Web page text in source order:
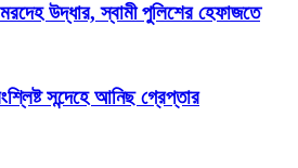
উদ্ধার, স্বামী পুলিশের হেফাজতে
সন্দেহে আনিছ গ্রেপ্তার